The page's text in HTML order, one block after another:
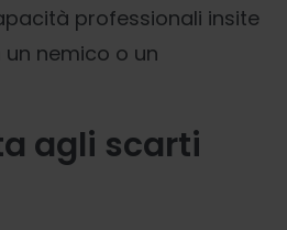
professionali insite
nemico o un
agli scarti